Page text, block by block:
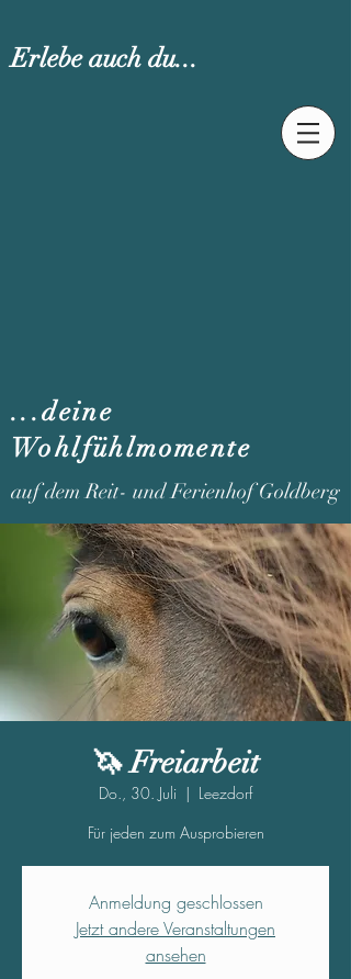
Erlebe auch du...
...deine
Wohlfühlmomente
auf dem Reit- und Ferienhof Goldberg
🦄 Freiarbeit
Do., 30. Juli
  |
Leezdorf
Für jeden zum Ausprobieren
Anmeldung geschlossen
Jetzt andere Veranstaltungen
ansehen